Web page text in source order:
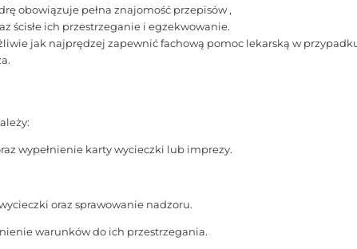
obowiązuje pełna znajomość przepisów ,
ścisłe ich przestrzeganie i egzekwowanie.
jak najprędzej zapewnić fachową pomoc lekarską w
wypełnienie karty wycieczki lub imprezy.
oraz sprawowanie nadzoru.
warunków do ich przestrzegania.